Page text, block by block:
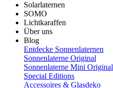
Solarlaternen
SOMO
Lichtkaraffen
Über uns
Blog
Entdecke Sonnenlaternen
Sonnenlaterne Original
Sonnenlaterne Mini Original
Special Editions
Accessoires & Glasdeko